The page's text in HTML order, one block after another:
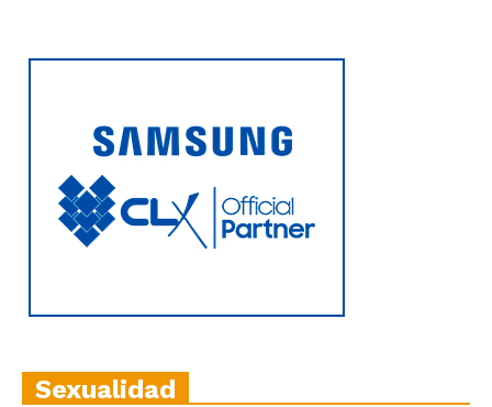
Sexualidad